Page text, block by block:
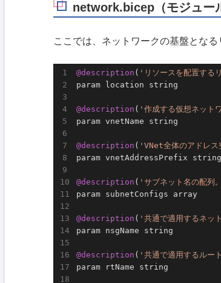
network.bicep（モジュー
ここでは、ネットワークの基盤となる
@description ( 'リソースを配置する
param location string
@description ( '作成する仮想ネット
param vnetName string
@description ( 'VNet全体のアドレス
param vnetAddressPrefix string
@description ( 'サブネット名の配列
param subnetConfigs array
@description ( '共通で適用するネッ
param nsgName string
@description ( '共通で適用するルー
param rtName string